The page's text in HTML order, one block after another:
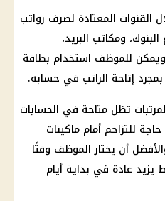
القنوات المعتادة لصرف رواتب
، ومكاتب البريد،
إتاحة الراتب في حسابه.
تظل متاحة في الحسابات
للتزاحم أمام ماكينات
أن يختار الموظف وقتًا
عادة في بداية أيام